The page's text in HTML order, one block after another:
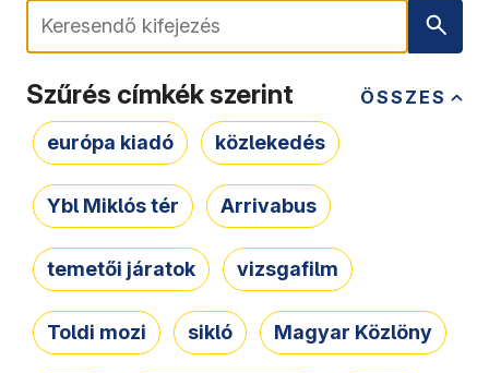
Keresés
ÖSSZES
Szűrés címkék szerint
európa kiadó közlekedés
Ybl Miklós tér Arrivabus
temetői járatok vizsgafilm
Toldi mozi sikló Magyar Közlöny